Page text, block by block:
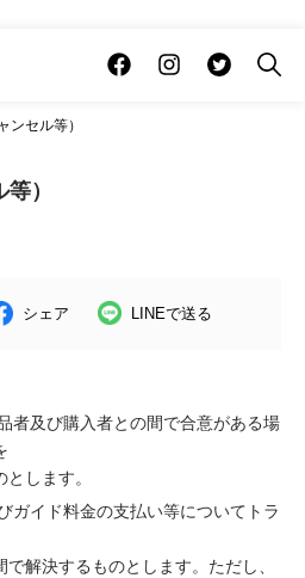
ンセル等）
）
シェア LINEで送る
者及び購入者との間で合意がある場
します。
ガイド料金の支払い等についてトラ
解決するものとします。ただし、